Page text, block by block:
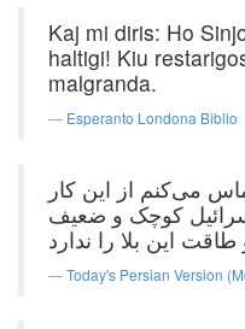
Kaj mi diris: Ho
haltigi! Kiu
malgranda.
Esperanto Londona Biblio
می‌کنم از این کار
کوچک و ضعیف
Today's Persian Version